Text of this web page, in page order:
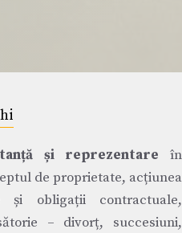
și reprezentare în
de proprietate, acțiunea
și obligații contractuale,
– divorț, succesiuni,